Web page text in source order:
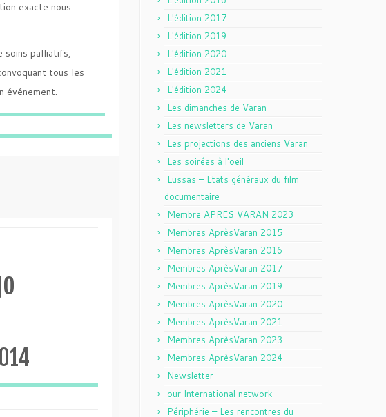
exacte nous
soins palliatifs,
tous les
événement.
L'édition 2017
L'édition 2019
L'édition 2020
L'édition 2021
L'édition 2024
Les dimanches de Varan
Les newsletters de Varan
Les projections des anciens Varan
Les soirées à l'oeil
Lussas – Etats généraux du film
documentaire
Membre APRES VARAN 2023
Membres AprèsVaran 2015
Membres AprèsVaran 2016
Membres AprèsVaran 2017
Membres AprèsVaran 2019
Membres AprèsVaran 2020
Membres AprèsVaran 2021
Membres AprèsVaran 2023
Membres AprèsVaran 2024
Newsletter
our International network
Périphérie – Les rencontres du